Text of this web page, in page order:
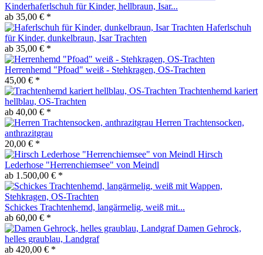
Kinderhaferlschuh für Kinder, hellbraun, Isar...
ab 35,00 € *
Haferlschuh
für Kinder, dunkelbraun, Isar Trachten
ab 35,00 € *
Herrenhemd "Pfoad" weiß - Stehkragen, OS-Trachten
45,00 € *
Trachtenhemd kariert
hellblau, OS-Trachten
ab 40,00 € *
Herren Trachtensocken,
anthrazitgrau
20,00 € *
Hirsch
Lederhose "Herrenchiemsee" von Meindl
ab 1.500,00 € *
Schickes Trachtenhemd, langärmelig, weiß mit...
ab 60,00 € *
Damen Gehrock,
helles graublau, Landgraf
ab 420,00 € *